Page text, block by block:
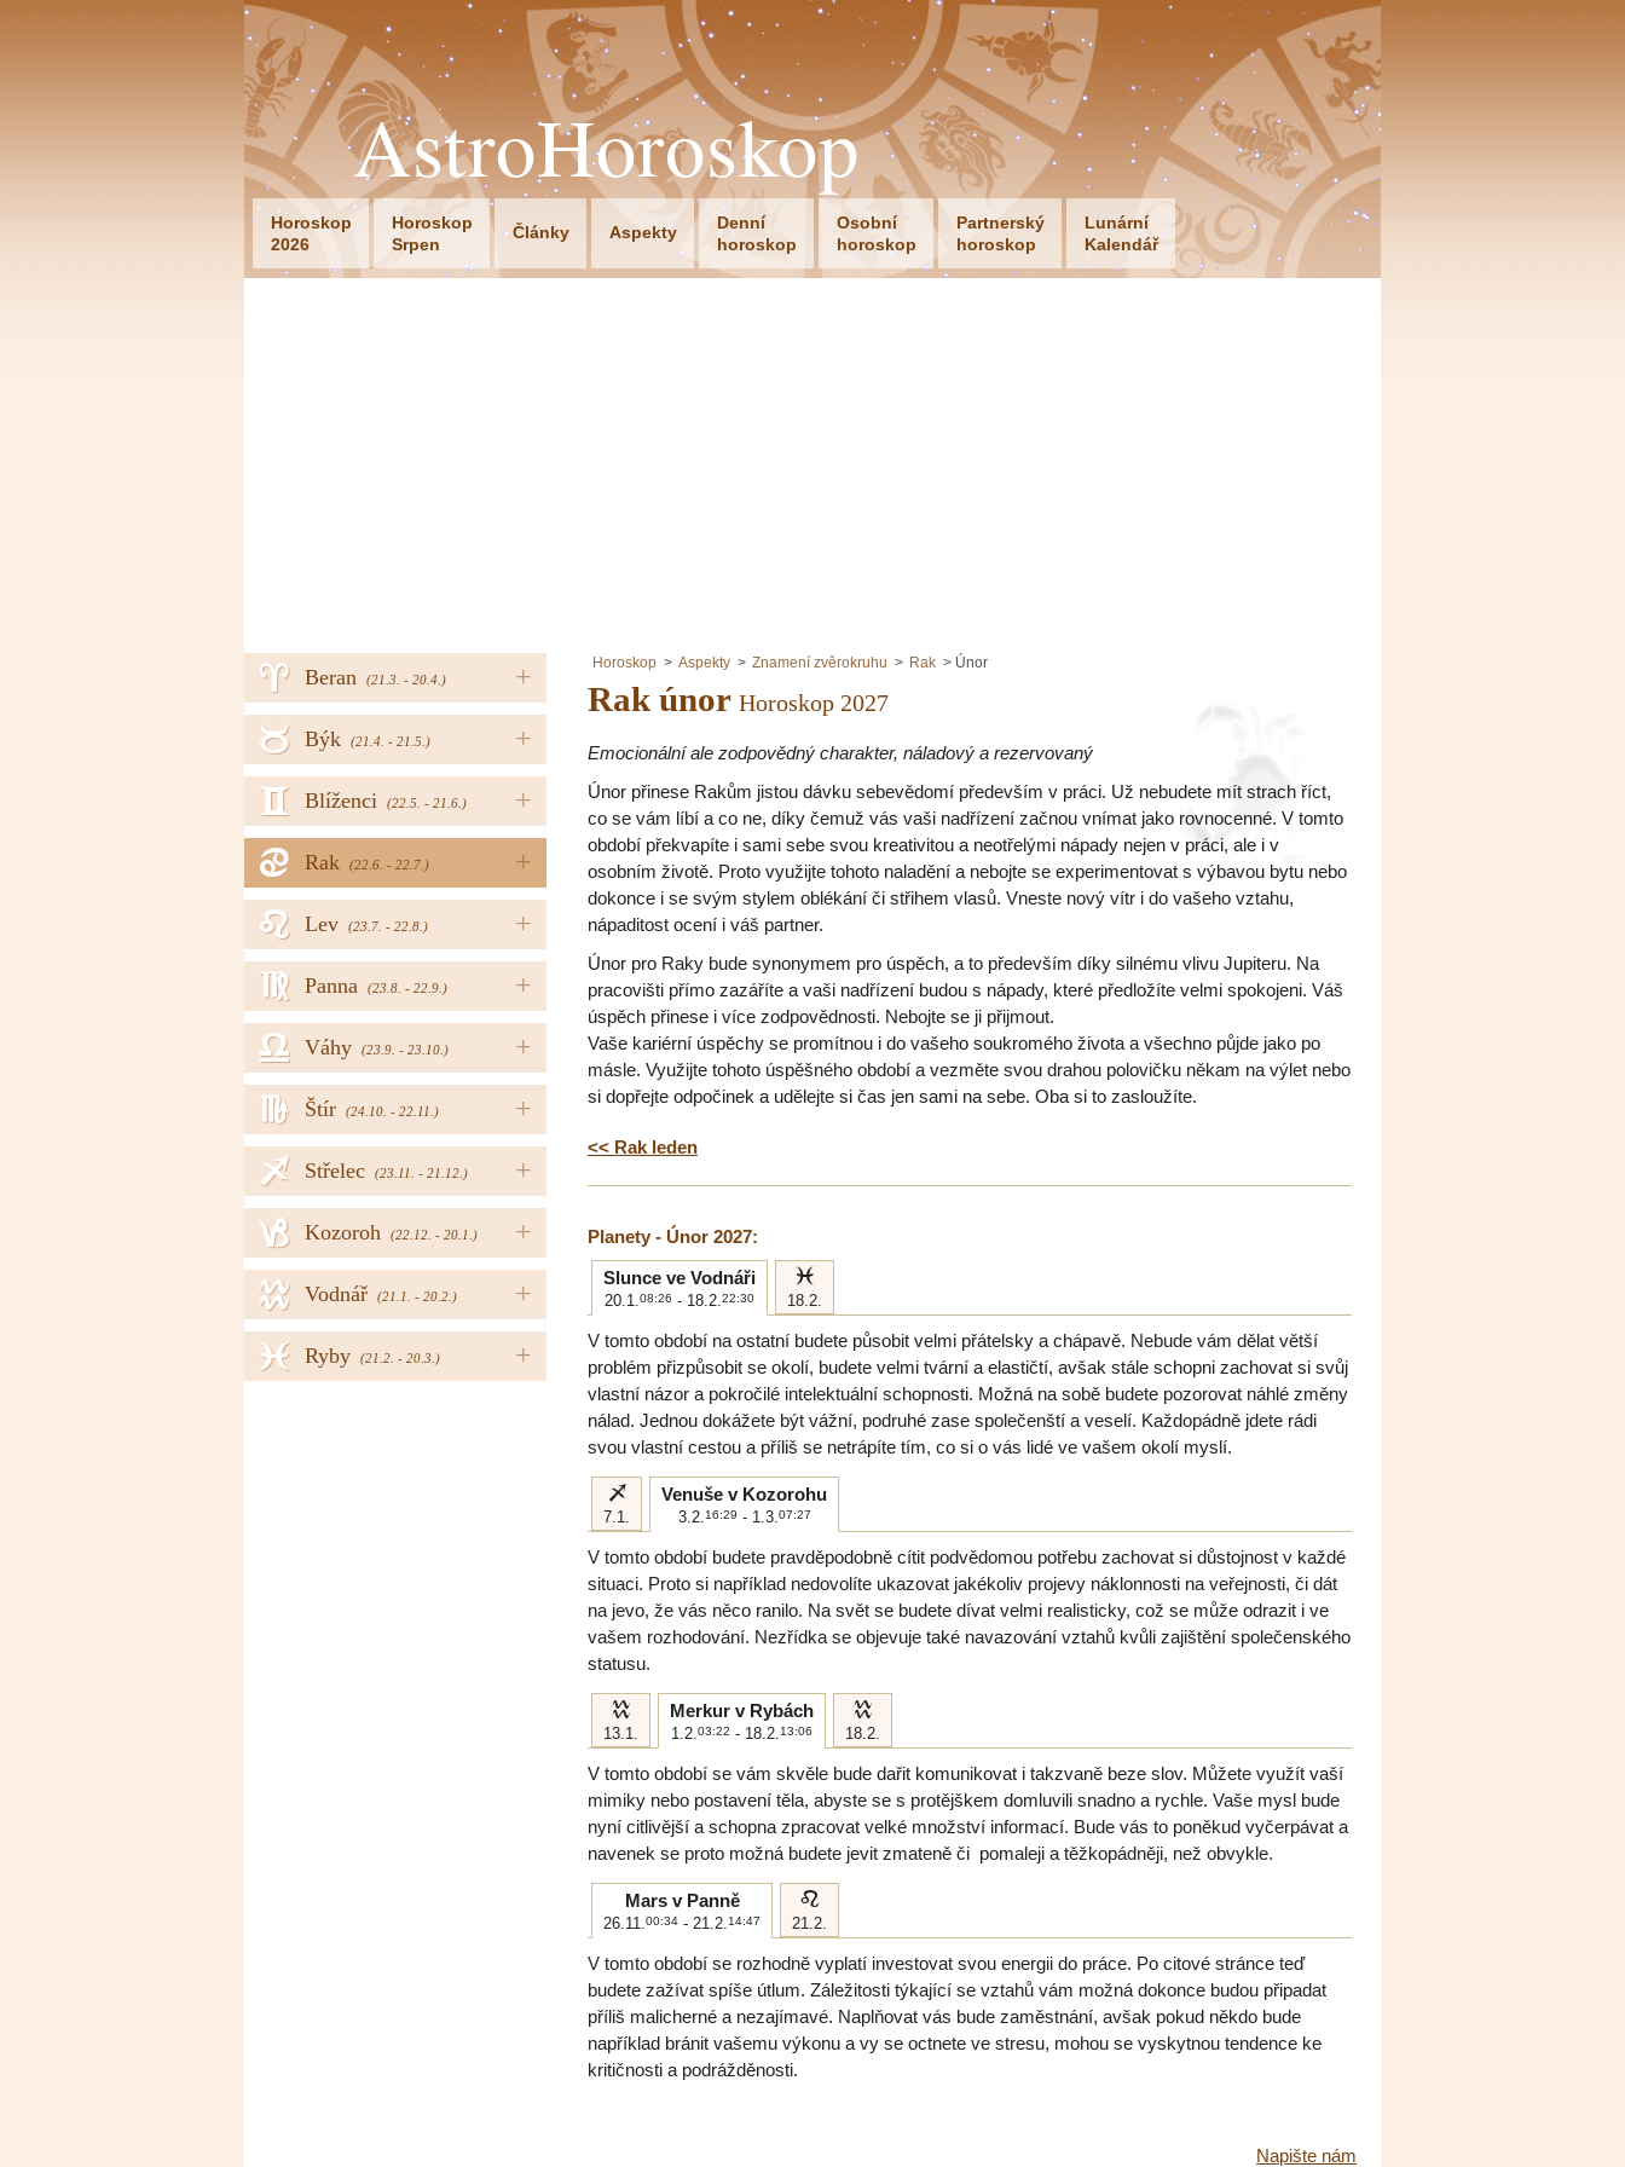
AstroHoroskop
Horoskop
2026
Horoskop
Srpen
Články Aspekty
Denní
horoskop
Osobní
horoskop
Partnerský
horoskop
Lunární
Kalendář
+
Beran (21.3. - 20.4.)
a
+
Býk (21.4. - 21.5.)
b
+
Blíženci (22.5. - 21.6.)
c
+
Rak (22.6. - 22.7.)
d
+
Lev (23.7. - 22.8.)
e
+
Panna (23.8. - 22.9.)
f
+
Váhy (23.9. - 23.10.)
g
+
Štír (24.10. - 22.11.)
h
+
Střelec (23.11. - 21.12.)
i
+
Kozoroh (22.12. - 20.1.)
j
+
Vodnář (21.1. - 20.2.)
k
+
Ryby (21.2. - 20.3.)
l
Horoskop Aspekty Znamení zvěrokruhu Rak Únor
Rak únor Horoskop 2027
Emocionální ale zodpovědný charakter, náladový a rezervovaný
Únor přinese Rakům jistou dávku sebevědomí především v práci. Už nebudete mít strach říct,
co se vám líbí a co ne, díky čemuž vás vaši nadřízení začnou vnímat jako rovnocenné. V tomto
období překvapíte i sami sebe svou kreativitou a neotřelými nápady nejen v práci, ale i v
osobním životě. Proto využijte tohoto naladění a nebojte se experimentovat s výbavou bytu nebo
dokonce i se svým stylem oblékání či střihem vlasů. Vneste nový vítr i do vašeho vztahu,
nápaditost ocení i váš partner.
Únor pro Raky bude synonymem pro úspěch, a to především díky silnému vlivu Jupiteru. Na
pracovišti přímo zazáříte a vaši nadřízení budou s nápady, které předložíte velmi spokojeni. Váš
úspěch přinese i více zodpovědnosti. Nebojte se ji přijmout.
Vaše kariérní úspěchy se promítnou i do vašeho soukromého života a všechno půjde jako po
másle. Využijte tohoto úspěšného období a vezměte svou drahou polovičku někam na výlet nebo
si dopřejte odpočinek a udělejte si čas jen sami na sebe. Oba si to zasloužíte.
<< Rak leden
Planety - Únor 2027:
Slunce ve Vodnáři
20.1. 08:26 - 18.2. 22:30
l
18.2.
V tomto období na ostatní budete působit velmi přátelsky a chápavě. Nebude vám dělat větší
problém přizpůsobit se okolí, budete velmi tvární a elastičtí, avšak stále schopni zachovat si svůj
vlastní názor a pokročilé intelektuální schopnosti. Možná na sobě budete pozorovat náhlé změny
nálad. Jednou dokážete být vážní, podruhé zase společenští a veselí. Každopádně jdete rádi
svou vlastní cestou a příliš se netrápíte tím, co si o vás lidé ve vašem okolí myslí.
i
7.1.
Venuše v Kozorohu
3.2. 16:29 - 1.3. 07:27
V tomto období budete pravděpodobně cítit podvědomou potřebu zachovat si důstojnost v každé
situaci. Proto si například nedovolíte ukazovat jakékoliv projevy náklonnosti na veřejnosti, či dát
na jevo, že vás něco ranilo. Na svět se budete dívat velmi realisticky, což se může odrazit i ve
vašem rozhodování. Nezřídka se objevuje také navazování vztahů kvůli zajištění společenského
statusu.
k
13.1.
Merkur v Rybách
1.2. 03:22 - 18.2. 13:06
k
18.2.
V tomto období se vám skvěle bude dařit komunikovat i takzvaně beze slov. Můžete využít vaší
mimiky nebo postavení těla, abyste se s protějškem domluvili snadno a rychle. Vaše mysl bude
nyní citlivější a schopna zpracovat velké množství informací. Bude vás to poněkud vyčerpávat a
navenek se proto možná budete jevit zmateně či pomaleji a těžkopádněji, než obvykle.
Mars v Panně
26.11. 00:34 - 21.2. 14:47
e
21.2.
V tomto období se rozhodně vyplatí investovat svou energii do práce. Po citové stránce teď
budete zažívat spíše útlum. Záležitosti týkající se vztahů vám možná dokonce budou připadat
příliš malicherné a nezajímavé. Naplňovat vás bude zaměstnání, avšak pokud někdo bude
například bránit vašemu výkonu a vy se octnete ve stresu, mohou se vyskytnou tendence ke
kritičnosti a podrážděnosti.
Napište nám